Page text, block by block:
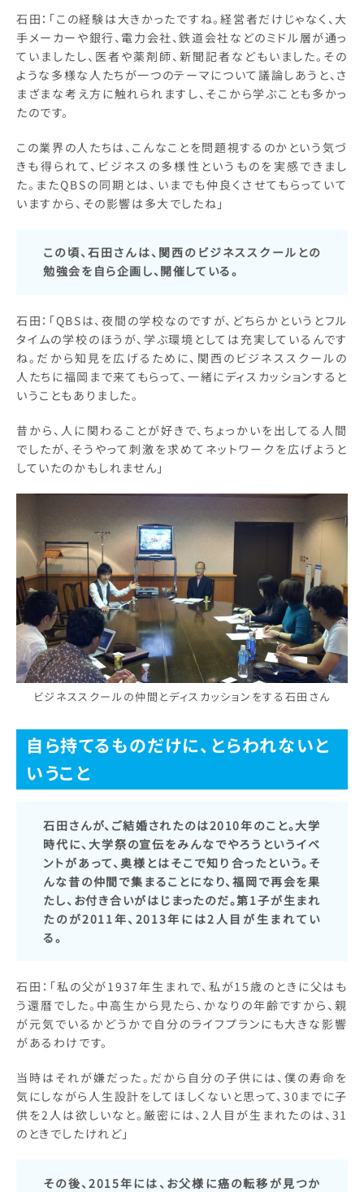
石田：「この経験は大きかったですね。経営者だけじゃなく、大
手メーカーや銀行、電力会社、鉄道会社などのミドル層が通っ
ていましたし、医者や薬剤師、新聞記者などもいました。その
ような多様な人たちが一つのテーマについて議論しあうと、さ
まざまな考え方に触れられますし、そこから学ぶことも多かっ
たのです。
この業界の人たちは、こんなことを問題視するのかという気づ
きも得られて、ビジネスの多様性というものを実感できまし
た。またQBSの同期とは、いまでも仲良くさせてもらっていて
いますから、その影響は多大でしたね」
この頃、石田さんは、関西のビジネススクールとの
勉強会を自ら企画し、開催している。
石田：「QBSは、夜間の学校なのですが、どちらかというとフル
タイムの学校のほうが、学ぶ環境としては充実しているんです
ね。だから知見を広げるために、関西のビジネススクールの
人たちに福岡まで来てもらって、一緒にディスカッションすると
いうこともありました。
昔から、人に関わることが好きで、ちょっかいを出してる人間
でしたが、そうやって刺激を求めてネットワークを広げようと
していたのかもしれません」
ビジネススクールの仲間とディスカッションをする石田さん
自ら持てるものだけに、とらわれないと
いうこと
石田さんが、ご結婚されたのは2010年のこと。大学
時代に、大学祭の宣伝をみんなでやろうというイベ
ントがあって、奥様とはそこで知り合ったという。そ
んな昔の仲間で集まることになり、福岡で再会を果
たし、お付き合いがはじまったのだ。第1子が生まれ
たのが2011年、2013年には2人目が生まれてい
る。
石田：「私の父が1937年生まれで、私が15歳のときに父はも
う還暦でした。中高生から見たら、かなりの年齢ですから、親
が元気でいるかどうかで自分のライフプランにも大きな影響
があるわけです。
当時はそれが嫌だった。だから自分の子供には、僕の寿命を
気にしながら人生設計をしてほしくないと思って、30までに子
供を2人は欲しいなと。厳密には、2人目が生まれたのは、31
のときでしたけれど」
その後、2015年には、お父様に癌の転移が見つか